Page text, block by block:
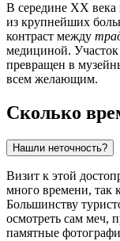
В середине XX века
из крупнейших
контраст между
медициной.
превращен в
всем желающим.
Сколько
Нашли неточность?
Визит к этой
много времени, так
Большинству
осмотреть сам меч,
памятные